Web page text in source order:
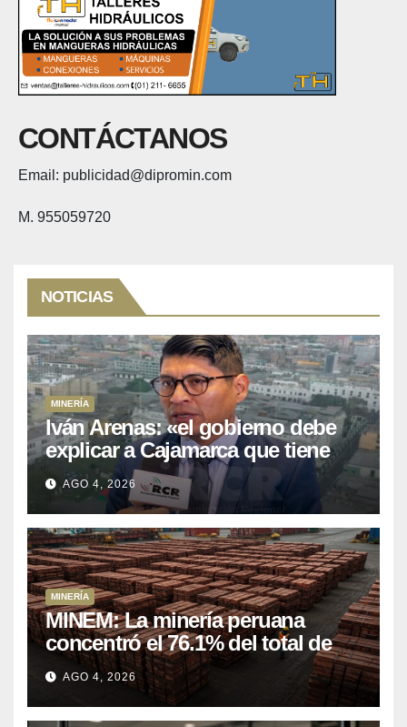
CONTÁCTANOS
Email: publicidad@dipromin.com
M. 955059720
NOTICIAS
MINERÍA
Iván Arenas: «el gobierno debe
explicar a Cajamarca que tiene
US$ 16 mil millones en proyectos
mineros para salir de la pobreza
AGO 4, 2026
MINERÍA
MINEM: La minería peruana
concentró el 76.1% del total de
las exportaciones nacionales
entre enero y abril de 2026
AGO 4, 2026